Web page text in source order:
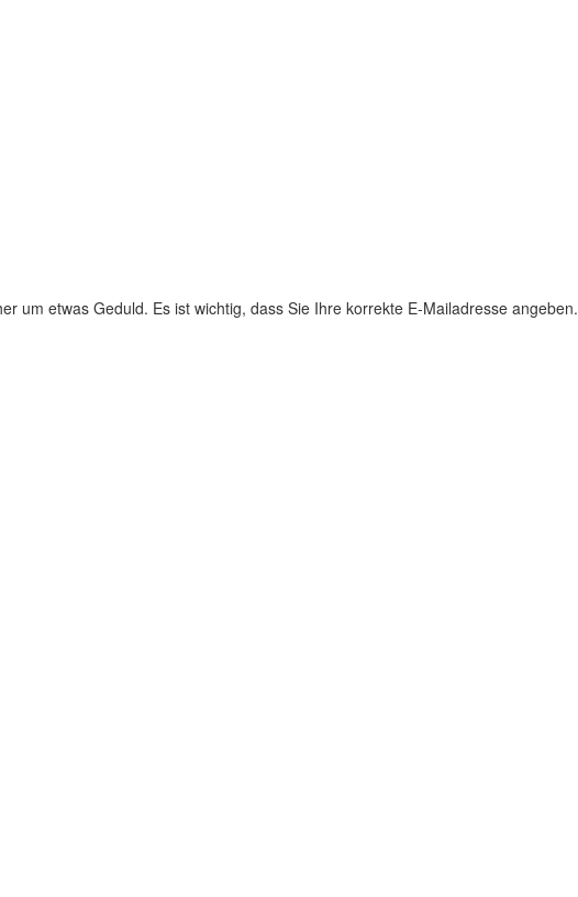
um etwas Geduld. Es ist wichtig, dass Sie Ihre korrekte E-Mailadresse angeben.